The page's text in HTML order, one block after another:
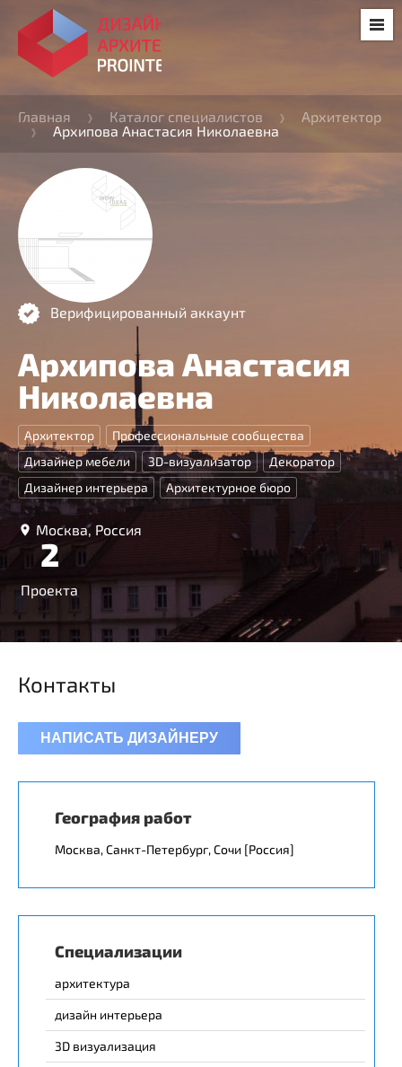
Главная Каталог специалистов
Архитектор
Архипова Анастасия Николаевна
Верифицированный аккаунт
Архипова Анастасия
Николаевна
Архитектор
Профессиональные сообщества
Дизайнер мебели
3D-визуализатор
Декоратор
Дизайнер интерьера
Архитектурное бюро
Москва, Россия
2
Проекта
Контакты
НАПИСАТЬ ДИЗАЙНЕРУ
География работ
Москва, Санкт-Петербург, Сочи [Россия]
Специализации
архитектура
дизайн интерьера
3D визуализация